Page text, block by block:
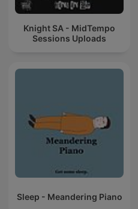
Knight SA - MidTempo
Sessions Uploads
Sleep - Meandering Piano